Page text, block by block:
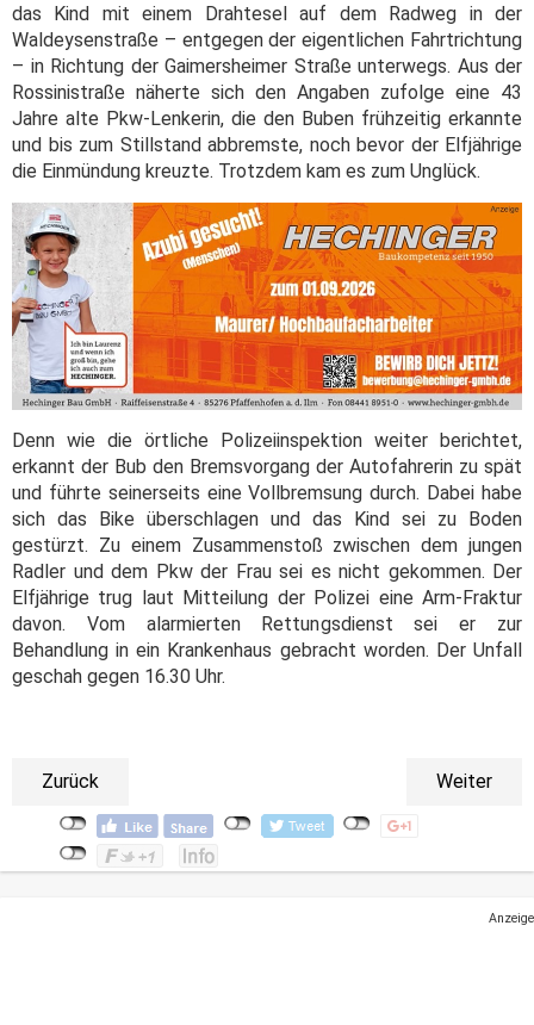
das Kind mit einem Drahtesel auf dem Radweg in der
Waldeysenstraße – entgegen der eigentlichen Fahrtrichtung
– in Richtung der Gaimersheimer Straße unterwegs. Aus der
Rossinistraße näherte sich den Angaben zufolge eine 43
Jahre alte Pkw-Lenkerin, die den Buben frühzeitig erkannte
und bis zum Stillstand abbremste, noch bevor der Elfjährige
die Einmündung kreuzte. Trotzdem kam es zum Unglück.
Denn wie die örtliche Polizeiinspektion weiter berichtet,
erkannt der Bub den Bremsvorgang der Autofahrerin zu spät
und führte seinerseits eine Vollbremsung durch. Dabei habe
sich das Bike überschlagen und das Kind sei zu Boden
gestürzt. Zu einem Zusammenstoß zwischen dem jungen
Radler und dem Pkw der Frau sei es nicht gekommen. Der
Elfjährige trug laut Mitteilung der Polizei eine Arm-Fraktur
davon. Vom alarmierten Rettungsdienst sei er zur
Behandlung in ein Krankenhaus gebracht worden. Der Unfall
geschah gegen 16.30 Uhr.
Zurück Weiter
Anzeige